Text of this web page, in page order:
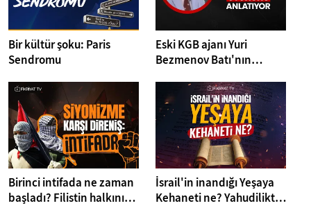
Bir kültür şoku: Paris
Sendromu
Eski KGB ajanı Yuri
Bezmenov Batı'nın
anlatıyor!
Birinci intifada ne zaman
başladı? Filistin halkının
İsrail'in inandığı Yeşaya
Kehaneti ne? Yahudilikte